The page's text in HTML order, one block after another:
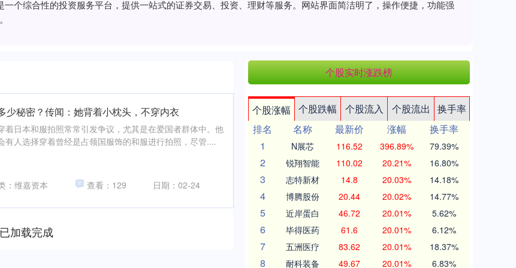
个综合性的投资服务平台，提供一站式的证券交易、投资、理财等服务。网站界面简洁明了，操作便捷，功能强
少秘密？传闻：她背着小枕头，不穿内衣
着日本和服拍照常常引发争议，尤其是在爱国者群体中。他
有人选择穿着曾经是占领国服饰的和服进行拍照，尽管....
：维嘉资本 查看：129 日期：02-24
加载完成
个股实时涨跌榜
个股涨幅 个股跌幅 个股流入 个股流出
换手率
排名
名称 最新价 涨幅
换手率
1
N展芯 116.52 396.89% 79.39%
2 锐翔智能 110.02 20.21% 16.80%
3 志特新材 14.8 20.03% 14.18%
4 博腾股份 20.44 20.02% 14.77%
5 近岸蛋白 46.72 20.01% 5.62%
6 毕得医药 61.6 20.01% 6.12%
7 五洲医疗 83.62 20.01% 18.37%
8 耐科装备 49.67 20.01% 6.83%